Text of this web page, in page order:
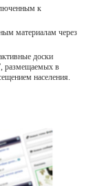
к
материалам через
доски
размещаемых в
населения.